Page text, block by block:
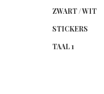
ZWART / WIT
STICKERS
TAAL 1